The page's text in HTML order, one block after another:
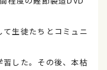
生徒たちとコミュニ
した。その後、本枯